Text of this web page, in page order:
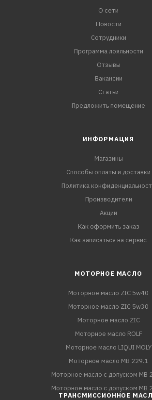
О сети
Новости
Сотрудники
Программа лояльности
Отзывы
Вакансии
Статьи
Предложить помещение
ИНФОРМАЦИЯ
Магазины
Способы оплаты и доставки
Политика
Производители
Акции
Как оформить заказ
Как записаться на сервис
МОТОРНОЕ МАСЛО
Моторное масло ZIC 5w40
Моторное масло ZIC 5w30
Моторное масло ZIC
Моторное масло ROLF
Моторное масло LIQUI MOLY
Моторное масло MB 229.1
Моторное масло с допуском MB
Моторное масло с допуском MB
ТРАНСМИССИОННОЕ